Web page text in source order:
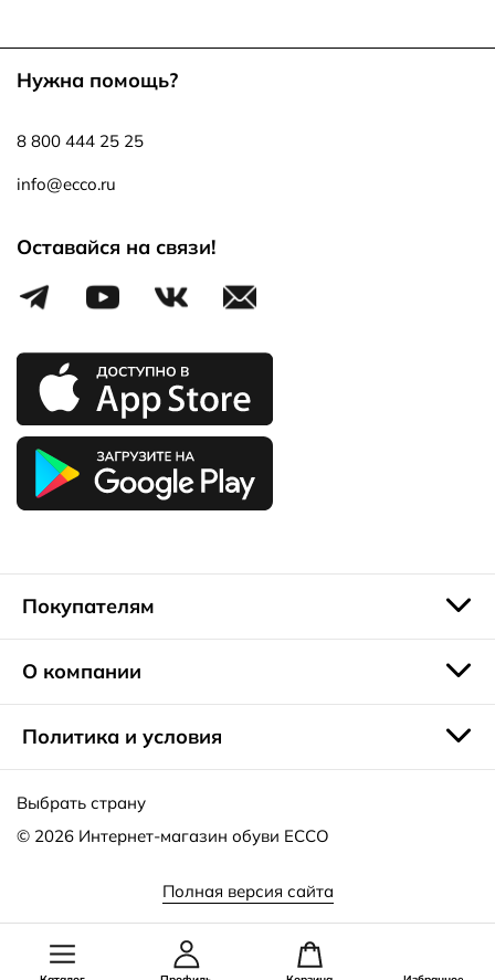
Нужна помощь?
8 800 444 25 25
info@ecco.ru
Оставайся на связи!
Покупателям
О компании
Политика и условия
Выбрать страну
© 2026 Интернет-магазин обуви ECCO
Полная версия сайта